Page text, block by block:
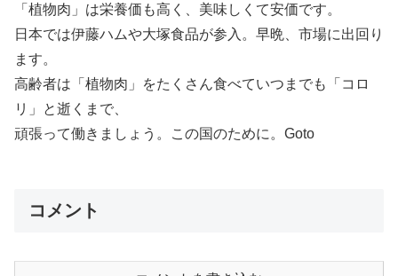
「植物肉」は栄養価も高く、美味しくて安価です。
日本では伊藤ハムや大塚食品が参入。早晩、市場に出回り
ます。
高齢者は「植物肉」をたくさん食べていつまでも「コロ
リ」と逝くまで、
頑張って働きましょう。この国のために。Goto
コメント